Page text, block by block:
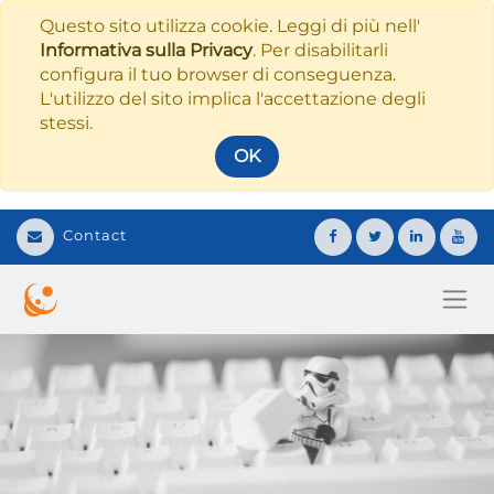
Questo sito utilizza cookie. Leggi di più nell'
Informativa sulla Privacy. Per disabilitarli
configura il tuo browser di conseguenza.
L'utilizzo del sito implica l'accettazione degli
stessi.
OK
Contact